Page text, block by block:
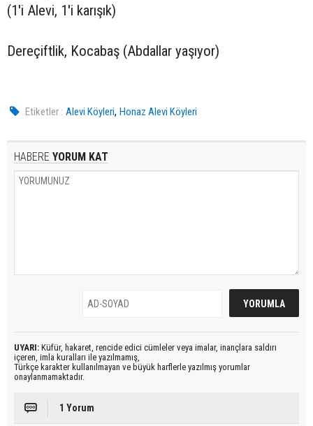
(1'i Alevi, 1'i karışık)
Dereçiftlik, Kocabaş (Abdallar yaşıyor)
Etiketler : Alevi Köyleri,Honaz Alevi Köyleri
HABERE YORUM KAT
UYARI: Küfür, hakaret, rencide edici cümleler veya imalar, inançlara saldırı
içeren, imla kuralları ile yazılmamış,
Türkçe karakter kullanılmayan ve büyük harflerle yazılmış yorumlar
onaylanmamaktadır.
1 Yorum